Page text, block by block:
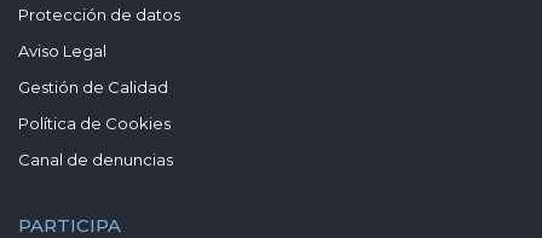
Protección de datos
Aviso Legal
Gestión de Calidad
Política de Cookies
Canal de denuncias
PARTICIPA